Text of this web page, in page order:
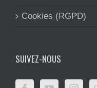
Cookies (RGPD)
SUIVEZ-NOUS